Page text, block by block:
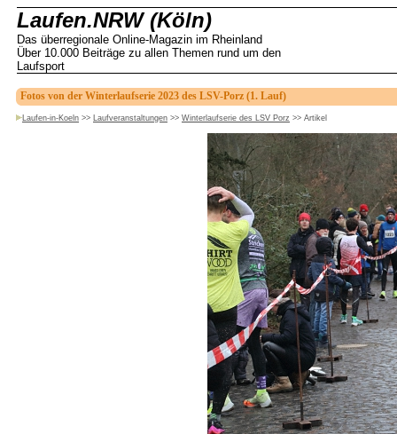
Laufen.NRW (Köln)
Das überregionale Online-Magazin im Rheinland
Über 10.000 Beiträge zu allen Themen rund um den
Laufsport
Fotos von der Winterlaufserie 2023 des LSV-Porz (1. Lauf)
Laufen-in-Koeln >> Laufveranstaltungen >> Winterlaufserie des LSV Porz >> Artikel